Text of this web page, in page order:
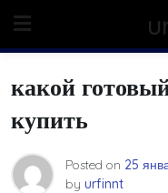
content
какой
купить
Posted on 25
by urfinnt